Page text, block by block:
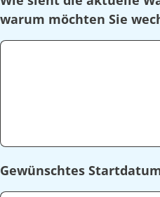
warum möchten Sie
Gewünschtes